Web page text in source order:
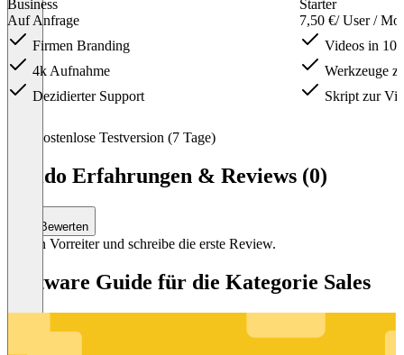
Business
Auf Anfrage
Firmen Branding
4k Aufnahme
Dezidierter Support
Starter
7,50 €/ User /
Videos in
Werkzeuge
Skript zur
Kostenlose Testversion (7 Tage)
Invido Erfahrungen & Reviews (0)
Bewerten
Sei ein Vorreiter und schreibe die erste Review.
Software Guide für die Kategorie Sales